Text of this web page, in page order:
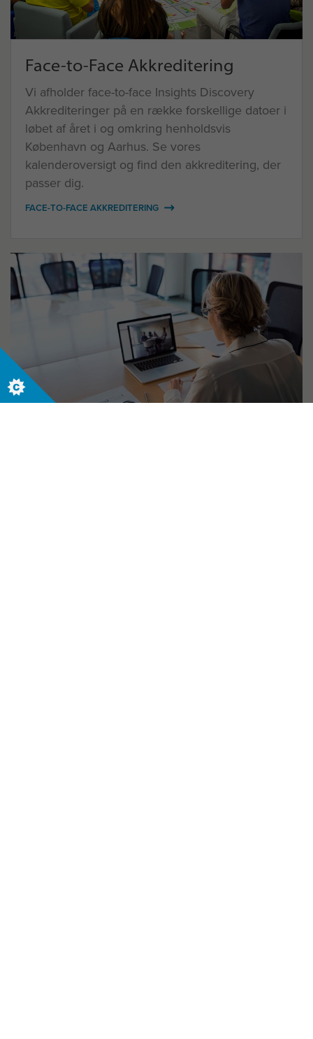
Face-to-Face Akkreditering
Vi afholder face-to-face Insights Discovery
Akkrediteringer på en række forskellige datoer i
løbet af året i og omkring henholdsvis
København og Aarhus. Se vores
kalenderoversigt og find den akkreditering, der
passer dig.
FACE-TO-FACE AKKREDITERING